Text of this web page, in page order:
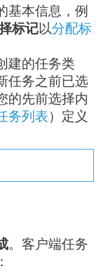
基本信息，例
标记以分配标
建的任务类
任务之前已选
的先前选择内
务列表）定义
。客户端任务